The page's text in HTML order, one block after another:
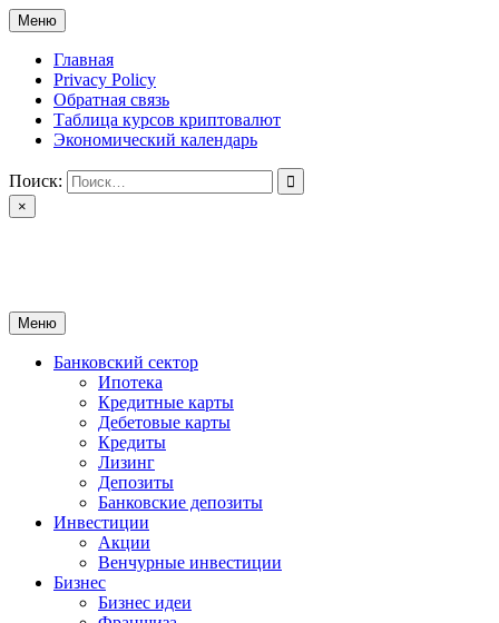
Перейти
к
содержимому
Меню
Главная
Privacy Policy
Обратная связь
Таблица курсов криптовалют
Экономический календарь
Поиск:
×
Меню
Банковский сектор
Ипотека
Кредитные карты
Дебетовые карты
Кредиты
Лизинг
Депозиты
Банковские депозиты
Инвестиции
Акции
Венчурные инвестиции
Бизнес
Бизнес идеи